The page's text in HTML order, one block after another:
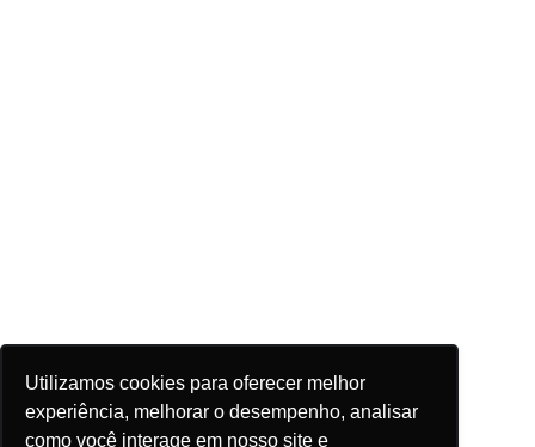
Utilizamos cookies para oferecer melhor
experiência, melhorar o desempenho, analisar
como você interage em nosso site e